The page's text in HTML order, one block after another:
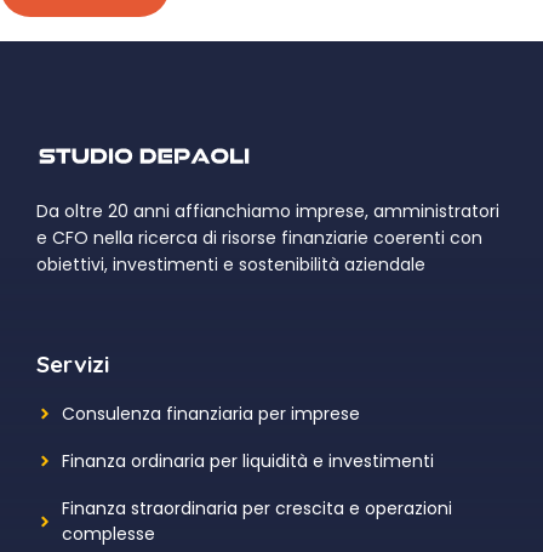
Da oltre 20 anni affianchiamo imprese, amministratori
e CFO nella ricerca di risorse finanziarie coerenti con
obiettivi, investimenti e sostenibilità aziendale
Servizi
Consulenza finanziaria per imprese
Finanza ordinaria per liquidità e investimenti
Finanza straordinaria per crescita e operazioni
complesse